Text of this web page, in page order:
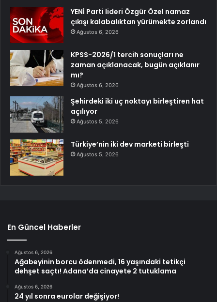
YENİ Parti lideri Özgür Özel namaz
çıkışı kalabalıktan yürümekte zorlandı
Ağustos 6, 2026
KPSS-2026/1 tercih sonuçları ne
zaman açıklanacak, bugün açıklanır
mı?
Ağustos 6, 2026
Şehirdeki iki uç noktayı birleştiren hat
açılıyor
Ağustos 5, 2026
Türkiye’nin iki dev marketi birleşti
Ağustos 5, 2026
En Güncel Haberler
Ağustos 6, 2026
Ağabeyinin borcu ödenmedi, 16 yaşındaki tetikçi
dehşet saçtı! Adana’da cinayete 2 tutuklama
Ağustos 6, 2026
24 yıl sonra eurolar değişiyor!